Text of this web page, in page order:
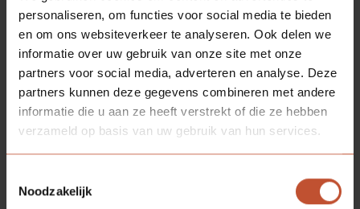
personaliseren, om functies voor social media te bieden
en om ons websiteverkeer te analyseren. Ook delen we
informatie over uw gebruik van onze site met onze
partners voor social media, adverteren en analyse. Deze
partners kunnen deze gegevens combineren met andere
informatie die u aan ze heeft verstrekt of die ze hebben
verzameld op basis van uw gebruik van hun services.
Noodzakelijk